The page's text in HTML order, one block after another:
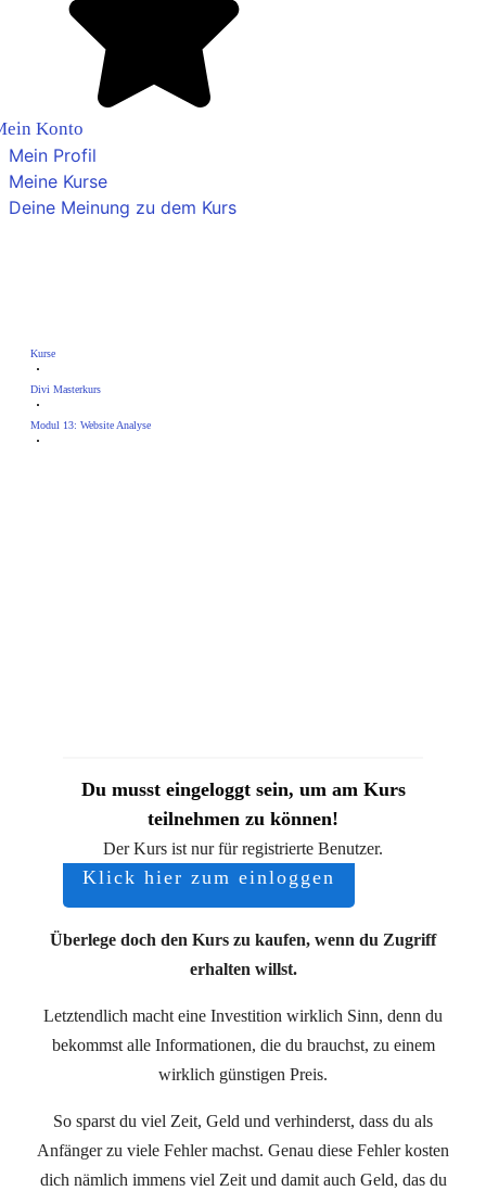
Konto
Mein Profil
Meine Kurse
Deine Meinung zu dem Kurs
Kurse
Divi Masterkurs
Modul 13: Website Analyse
Du musst eingeloggt sein, um am Kurs
teilnehmen zu können!
Der Kurs ist nur für registrierte Benutzer.
Klick hier zum einloggen
Überlege doch den Kurs zu kaufen, wenn du Zugriff
erhalten willst.
Letztendlich macht eine Investition wirklich Sinn, denn du
bekommst alle Informationen, die du brauchst, zu einem
wirklich günstigen Preis.
So sparst du viel Zeit, Geld und verhinderst, dass du als
Anfänger zu viele Fehler machst. Genau diese Fehler kosten
dich nämlich immens viel Zeit und damit auch Geld, das du